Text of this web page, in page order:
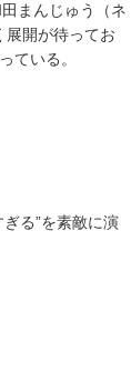
まんじゅう（ネ
展開が待ってお
ている。
る”を素敵に演